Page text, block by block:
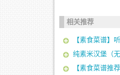
相关推荐
【素食菜谱】
纯素米汉堡（
【素食菜谱推